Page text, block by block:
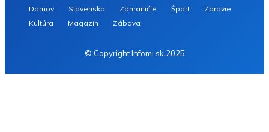
Domov Slovensko Zahraničie Šport
Zdravie
Kultúra
Magazín Zábava
© Copyright Infomi.sk 2025